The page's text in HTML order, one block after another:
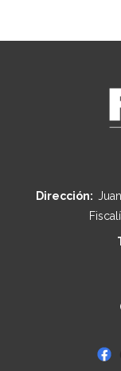
Dirección: